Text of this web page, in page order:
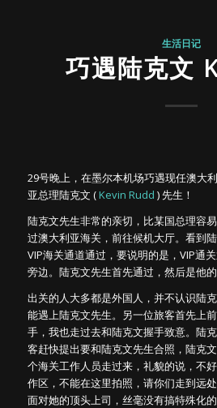
生活日记
巧遇陆克文
29号晚上，在墨尔本机场巧遇现任澳大
亚总理陆克文 (Kevin Rudd ) 先生！
陆克文先生非常的亲切，比某国总理容
过澳大利亚海关，前往候机大厅。看到
VIP海关通道通过，要说明的是，VIP通
旁边。陆克文先生首先通过，然后是他
出关的人大多都是外国人，并不认识陆
能遇上陆克文先生。另一位旅客首先上
手，我也走过去和陆克文握手致意。陆
客赶快提出要和陆克文先生合照，陆克
个海关工作人员走过来，礼貌的说，不
作区，不能在这里拍照，请你们走到远
面对她的顶头上司，丝毫没有搞特殊化